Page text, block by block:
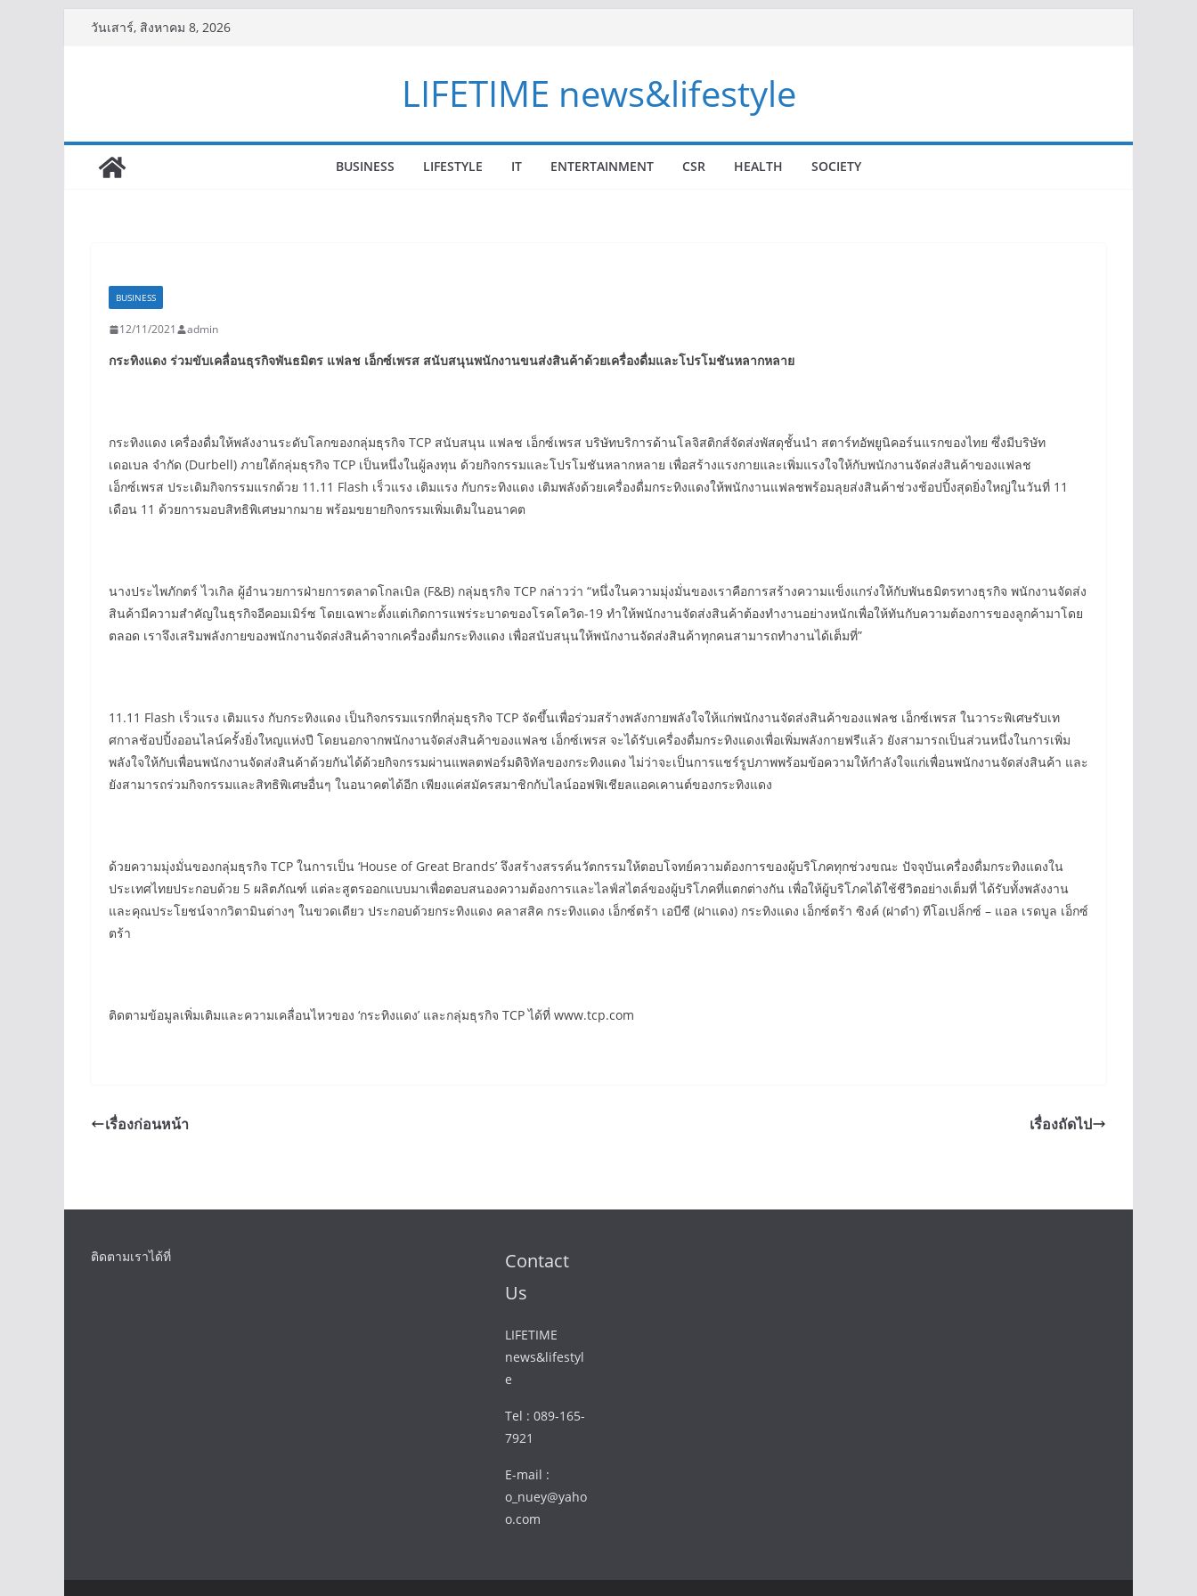
วันเสาร์, สิงหาคม 8, 2026
LIFETIME news&lifestyle
BUSINESS LIFESTYLE IT ENTERTAINMENT CSR HEALTH SOCIETY
BUSINESS
12/11/2021 admin
กระทิงแดง ร่วมขับเคลื่อนธุรกิจพันธมิตร แฟลช เอ็กซ์เพรส สนับสนุนพนักงานขนส่งสินค้าด้วยเครื่องดื่มและโปรโมชันหลากหลาย
กระทิงแดง เครื่องดื่มให้พลังงานระดับโลกของกลุ่มธุรกิจ TCP สนับสนุน แฟลช เอ็กซ์เพรส บริษัทบริการด้านโลจิสติกส์จัดส่งพัสดุชั้นนำ สตาร์ทอัพยูนิคอร์นแรกของไทย ซึ่งมีบริษัท
เดอเบล จำกัด (Durbell) ภายใต้กลุ่มธุรกิจ TCP เป็นหนึ่งในผู้ลงทุน ด้วยกิจกรรมและโปรโมชันหลากหลาย เพื่อสร้างแรงกายและเพิ่มแรงใจให้กับพนักงานจัดส่งสินค้าของแฟลช
เอ็กซ์เพรส ประเดิมกิจกรรมแรกด้วย 11.11 Flash เร็วแรง เติมแรง กับกระทิงแดง เติมพลังด้วยเครื่องดื่มกระทิงแดงให้พนักงานแฟลชพร้อมลุยส่งสินค้าช่วงช้อปปิ้งสุดยิ่งใหญ่ในวันที่ 11
เดือน 11 ด้วยการมอบสิทธิพิเศษมากมาย พร้อมขยายกิจกรรมเพิ่มเติมในอนาคต
นางประไพภักตร์ ไวเกิล ผู้อำนวยการฝ่ายการตลาดโกลเบิล (F&B) กลุ่มธุรกิจ TCP กล่าวว่า “หนึ่งในความมุ่งมั่นของเราคือการสร้างความแข็งแกร่งให้กับพันธมิตรทางธุรกิจ พนักงานจัดส่ง
สินค้ามีความสำคัญในธุรกิจอีคอมเมิร์ซ โดยเฉพาะตั้งแต่เกิดการแพร่ระบาดของโรคโควิด-19 ทำให้พนักงานจัดส่งสินค้าต้องทำงานอย่างหนักเพื่อให้ทันกับความต้องการของลูกค้ามาโดย
ตลอด เราจึงเสริมพลังกายของพนักงานจัดส่งสินค้าจากเครื่องดื่มกระทิงแดง เพื่อสนับสนุนให้พนักงานจัดส่งสินค้าทุกคนสามารถทำงานได้เต็มที่”
11.11 Flash เร็วแรง เติมแรง กับกระทิงแดง เป็นกิจกรรมแรกที่กลุ่มธุรกิจ TCP จัดขึ้นเพื่อร่วมสร้างพลังกายพลังใจให้แก่พนักงานจัดส่งสินค้าของแฟลช เอ็กซ์เพรส ในวาระพิเศษรับเท
ศกาลช้อปปิ้งออนไลน์ครั้งยิ่งใหญแห่งปี โดยนอกจากพนักงานจัดส่งสินค้าของแฟลช เอ็กซ์เพรส จะได้รับเครื่องดื่มกระทิงแดงเพื่อเพิ่มพลังกายฟรีแล้ว ยังสามารถเป็นส่วนหนึ่งในการเพิ่ม
พลังใจให้กับเพื่อนพนักงานจัดส่งสินค้าด้วยกันได้ด้วยกิจกรรมผ่านแพลตฟอร์มดิจิทัลของกระทิงแดง ไม่ว่าจะเป็นการแชร์รูปภาพพร้อมข้อความให้กำลังใจแก่เพื่อนพนักงานจัดส่งสินค้า และ
ยังสามารถร่วมกิจกรรมและสิทธิพิเศษอื่นๆ ในอนาคตได้อีก เพียงแค่สมัครสมาชิกกับไลน์ออฟฟิเชียลแอคเคานต์ของกระทิงแดง
ด้วยความมุ่งมั่นของกลุ่มธุรกิจ TCP ในการเป็น ‘House of Great Brands’ จึงสร้างสรรค์นวัตกรรมให้ตอบโจทย์ความต้องการของผู้บริโภคทุกช่วงขณะ ปัจจุบันเครื่องดื่มกระทิงแดงใน
ประเทศไทยประกอบด้วย 5 ผลิตภัณฑ์ แต่ละสูตรออกแบบมาเพื่อตอบสนองความต้องการและไลฟ์สไตล์ของผู้บริโภคที่แตกต่างกัน เพื่อให้ผู้บริโภคได้ใช้ชีวิตอย่างเต็มที่ ได้รับทั้งพลังงาน
และคุณประโยชน์จากวิตามินต่างๆ ในขวดเดียว ประกอบด้วยกระทิงแดง คลาสสิค กระทิงแดง เอ็กซ์ตร้า เอบีซี (ฝาแดง) กระทิงแดง เอ็กซ์ตร้า ซิงค์ (ฝาดำ) ทีโอเปล็กซ์ – แอล เรดบูล เอ็กซ์
ตร้า
ติดตามข้อมูลเพิ่มเติมและความเคลื่อนไหวของ ‘กระทิงแดง’ และกลุ่มธุรกิจ TCP ได้ที่ www.tcp.com
เรื่องก่อนหน้า เรื่องถัดไป
ติดตามเราได้ที่
Contact
Us
LIFETIME
news&lifestyl
e
Tel : 089-165-
7921
E-mail :
o_nuey@yaho
o.com